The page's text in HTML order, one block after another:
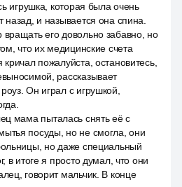
игрушка, которая была очень
назад, и называется она спина.
его довольно забавно, но
что их медицинские счета
пожалуйста, остановитесь,
рассказывает
Он играл с игрушкой,
мама пыталась снять её с
посуды, но не смогла, они
но даже специальный
в итоге я просто думал, что они
говорит мальчик. В конце